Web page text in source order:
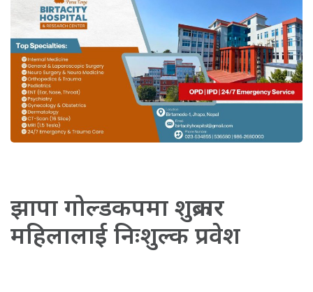
झापा गोल्डकपमा शुक्रबार
महिलालाई निःशुल्क प्रवेश